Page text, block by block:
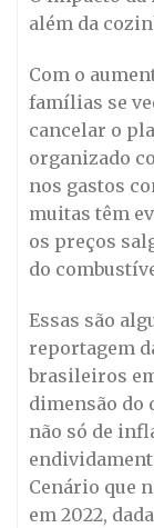
além da
Com o
famílias se
cancelar o
organizado
nos gastos
muitas têm
os preços
do
Essas são
reportagem
brasileiros
dimensão do
não só de
Cenário que
em 2022,